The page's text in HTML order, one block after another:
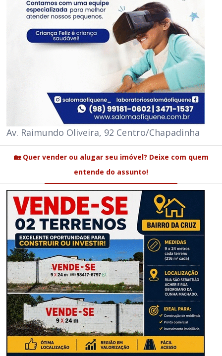
Av. Raimundo Oliveira, 92 Centro/Chapadinha
🏡 Quer vender ou alugar seu imóvel? Deixe com quem
entende do assunto!